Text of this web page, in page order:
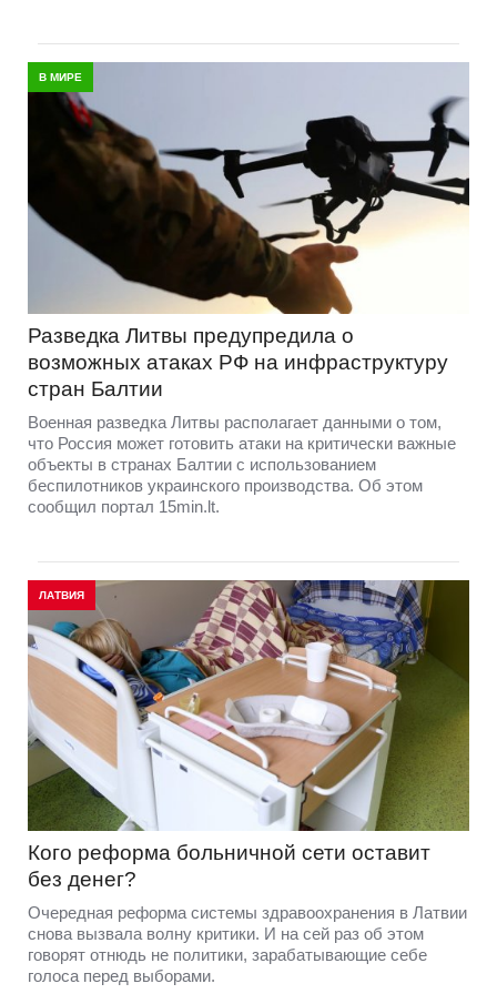
В МИРЕ
Разведка Литвы предупредила о
возможных атаках РФ на инфраструктуру
стран Балтии
Военная разведка Литвы располагает данными о том,
что Россия может готовить атаки на критически важные
объекты в странах Балтии с использованием
беспилотников украинского производства. Об этом
сообщил портал 15min.lt.
ЛАТВИЯ
Кого реформа больничной сети оставит
без денег?
Очередная реформа системы здравоохранения в Латвии
снова вызвала волну критики. И на сей раз об этом
говорят отнюдь не политики, зарабатывающие себе
голоса перед выборами.